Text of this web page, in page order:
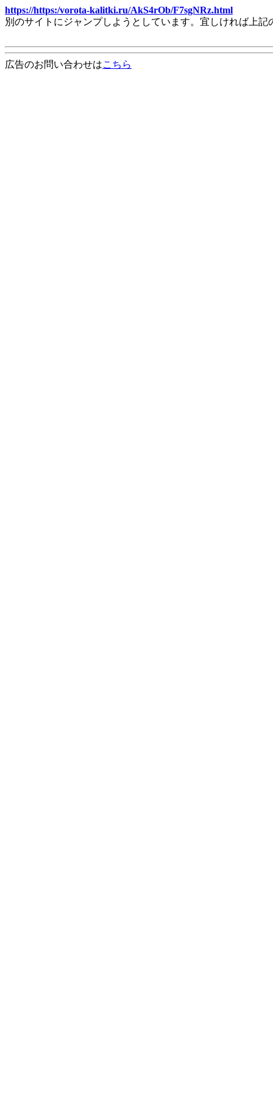
https://https:/vorota-kalitki.ru/AkS4rOb/F7sgNRz.html
別のサイトにジャンプしようとしています。宜しければ上
広告のお問い合わせはこちら